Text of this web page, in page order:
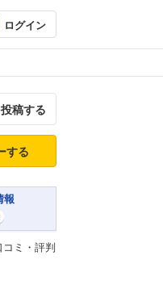
ログイン
稿する
する
報
ミ・評判